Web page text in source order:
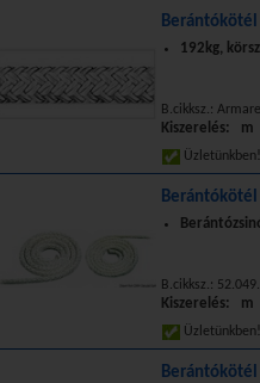
192kg,
B.cikksz.:
Kiszerelés: m
B.cikksz.:
Kiszerelés: m